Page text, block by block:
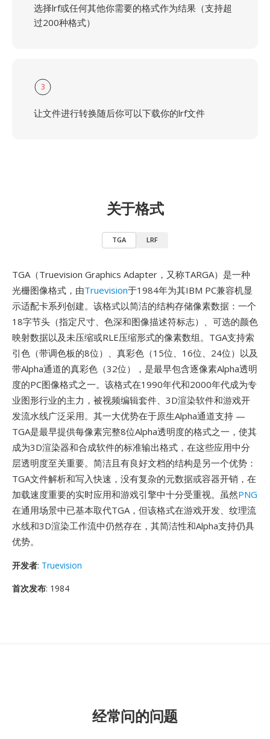
选择lrf或任何其他你需要的格式作为结果（支持超
过200种格式）
3
让文件进行转换随后你可以下载你的lrf文件
关于格式
TGA LRF
TGA（Truevision Graphics Adapter，又称TARGA）是一种
光栅图像格式，由Truevision于1984年为其IBM PC兼容机显
示适配卡系列创建。该格式以简洁的结构存储像素数据：一个
18字节头（指定尺寸、色深和图像描述符标志）、可选的颜色
映射数据以及未压缩或RLE压缩形式的像素数组。TGA支持索
引色（带调色板的8位）、真彩色（15位、16位、24位）以及
带Alpha通道的真彩色（32位），是最早包含逐像素Alpha透明
度的PC图像格式之一。该格式在1990年代和2000年代成为专
业图形行业的主力，被视频编辑套件、3D渲染软件和游戏开
发流水线广泛采用。其一大优势在于原生Alpha通道支持 —
TGA是最早提供每像素完整8位Alpha透明度的格式之一，使其
成为3D渲染器和合成软件的标准输出格式，在这些应用中分
层透明度至关重要。简洁且有良好文档的结构是另一个优势：
TGA文件解析和写入快速，没有复杂的元数据或容器开销，在
加载速度重要的实时应用和游戏引擎中十分受重视。虽然PNG
在通用场景中已基本取代TGA，但该格式在游戏开发、纹理流
水线和3D渲染工作流中仍然存在，其简洁性和Alpha支持仍具
优势。
开发者: Truevision
首次发布: 1984
经常问的问题